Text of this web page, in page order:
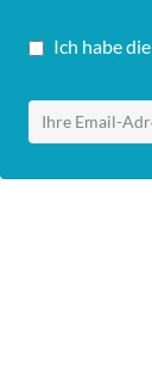
Ich habe die